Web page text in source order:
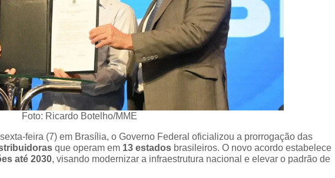
Foto: Ricardo Botelho/MME
feira (7) em Brasília, o Governo Federal oficializou a prorrogação das
que operam em 13 estados brasileiros. O novo acordo estabelece
até 2030, visando modernizar a infraestrutura nacional e elevar o padrão de